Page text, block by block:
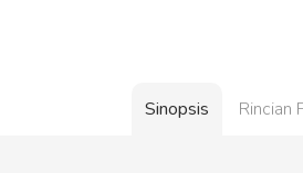
Sinopsis Rincian